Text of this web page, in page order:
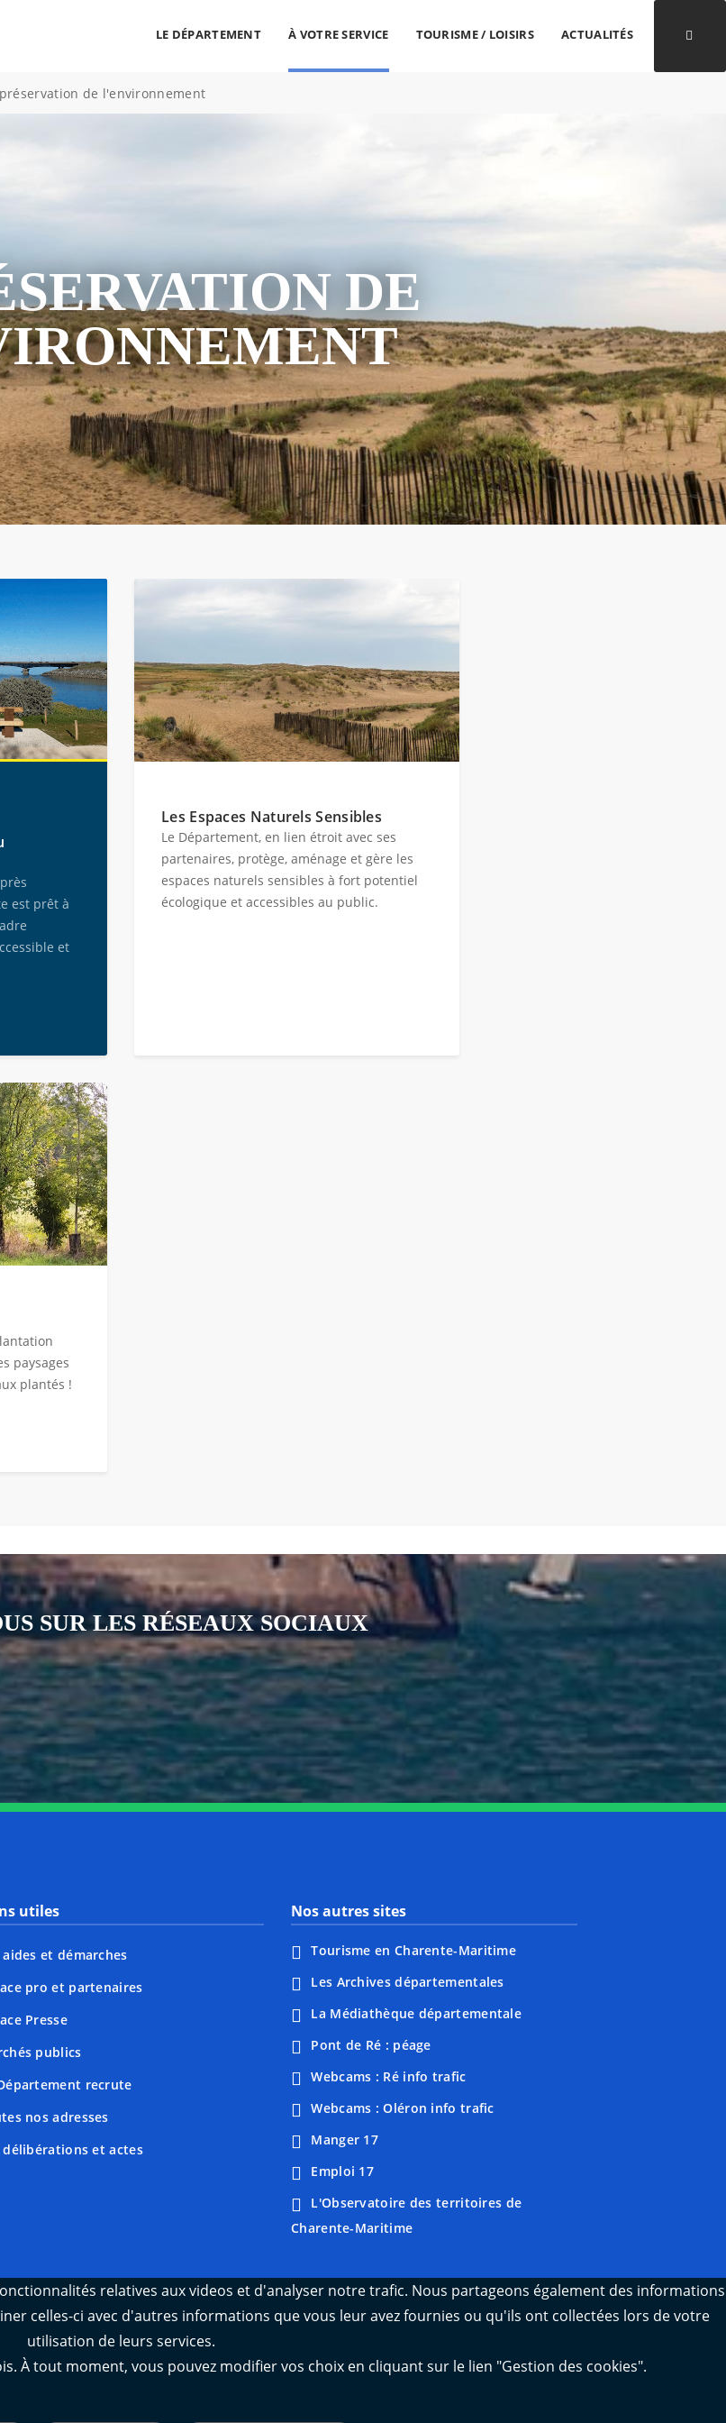
LE DÉPARTEMENT À VOTRE SERVICE TOURISME / LOISIRS ACTUALITÉS
de l'environnement
DE
est prêt à
et
Les Espaces Naturels Sensibles
Le Département, en lien étroit avec ses
partenaires, protège, aménage et gère les
espaces naturels sensibles à fort potentiel
écologique et accessibles au public.
paysages
plantés !
SUR LES RÉSEAUX SOCIAUX
Notre page Instagram
Notre page Facebook
Notre page XNotre page Tiktok
Notre page Linkedin
Notre page Youtube
utiles
aides et démarches
pro et partenaires
Presse
publics
recrute
nos adresses
délibérations et actes
Nos autres sites
Tourisme en Charente-Maritime
Les Archives départementales
La Médiathèque départementale
Pont de Ré : péage
Webcams : Ré info trafic
Webcams : Oléron info trafic
Manger 17
Emploi 17
L'Observatoire des territoires de
Charente-Maritime
relatives aux videos et d'analyser notre trafic. Nous partageons également des informations
celles-ci avec d'autres informations que vous leur avez fournies ou qu'ils ont collectées lors de votre
utilisation de leurs services.
À tout moment, vous pouvez modifier vos choix en cliquant sur le lien "Gestion des cookies".